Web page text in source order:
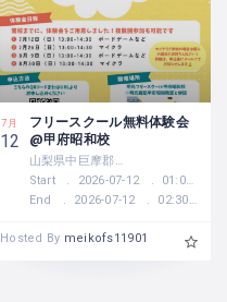
7月
12
フリースクール無料体験会
@甲府昭和校
山梨県中巨摩郡昭和町西条91
Start
2026-07-12
01:00 PM
End
2026-07-12 02:30 PM
Hosted By meikofs11901